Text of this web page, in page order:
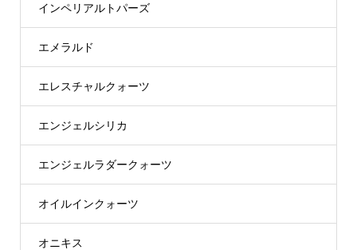
インペリアルトパーズ
エメラルド
エレスチャルクォーツ
エンジェルシリカ
エンジェルラダークォーツ
オイルインクォーツ
オニキス